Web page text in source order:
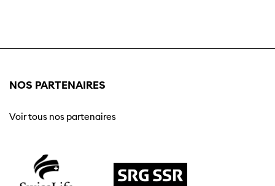
NOS PARTENAIRES
Voir tous nos partenaires